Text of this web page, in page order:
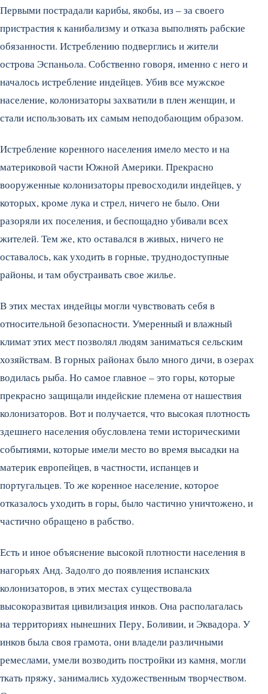
Первыми пострадали карибы, якобы, из – за своего
пристрастия к канибализму и отказа выполнять рабские
обязанности. Истреблению подверглись и жители
острова Эспаньола. Собственно говоря, именно с него и
началось истребление индейцев. Убив все мужское
население, колонизаторы захватили в плен женщин, и
стали использовать их самым неподобающим образом.
Истребление коренного населения имело место и на
материковой части Южной Америки. Прекрасно
вооруженные колонизаторы превосходили индейцев, у
которых, кроме лука и стрел, ничего не было. Они
разоряли их поселения, и беспощадно убивали всех
жителей. Тем же, кто оставался в живых, ничего не
оставалось, как уходить в горные, труднодоступные
районы, и там обустраивать свое жилье.
В этих местах индейцы могли чувствовать себя в
относительной безопасности. Умеренный и влажный
климат этих мест позволял людям заниматься сельским
хозяйствам. В горных районах было много дичи, в озерах
водилась рыба. Но самое главное – это горы, которые
прекрасно защищали индейские племена от нашествия
колонизаторов. Вот и получается, что высокая плотность
здешнего населения обусловлена теми историческими
событиями, которые имели место во время высадки на
материк европейцев, в частности, испанцев и
португальцев. То же коренное население, которое
отказалось уходить в горы, было частично уничтожено, и
частично обращено в рабство.
Есть и иное объяснение высокой плотности населения в
нагорьях Анд. Задолго до появления испанских
колонизаторов, в этих местах существовала
высокоразвитая цивилизация инков. Она располагалась
на территориях нынешних Перу, Боливии, и Эквадора. У
инков была своя грамота, они владели различными
ремеслами, умели возводить постройки из камня, могли
ткать пряжу, занимались художественным творчеством.